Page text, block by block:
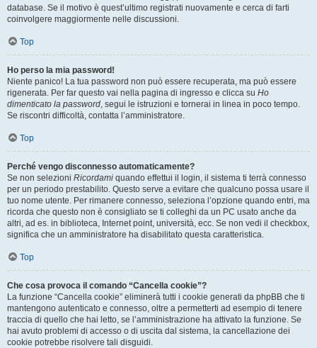
database. Se il motivo è quest’ultimo registrati nuovamente e cerca di farti
coinvolgere maggiormente nelle discussioni.
Top
Ho perso la mia password!
Niente panico! La tua password non può essere recuperata, ma può essere
rigenerata. Per far questo vai nella pagina di ingresso e clicca su Ho
dimenticato la password, segui le istruzioni e tornerai in linea in poco tempo.
Se riscontri difficoltà, contatta l’amministratore.
Top
Perché vengo disconnesso automaticamente?
Se non selezioni Ricordami quando effettui il login, il sistema ti terrà connesso
per un periodo prestabilito. Questo serve a evitare che qualcuno possa usare il
tuo nome utente. Per rimanere connesso, seleziona l’opzione quando entri, ma
ricorda che questo non è consigliato se ti colleghi da un PC usato anche da
altri, ad es. in biblioteca, Internet point, università, ecc. Se non vedi il checkbox,
significa che un amministratore ha disabilitato questa caratteristica.
Top
Che cosa provoca il comando “Cancella cookie”?
La funzione “Cancella cookie” eliminerà tutti i cookie generati da phpBB che ti
mantengono autenticato e connesso, oltre a permetterti ad esempio di tenere
traccia di quello che hai letto, se l’amministrazione ha attivato la funzione. Se
hai avuto problemi di accesso o di uscita dal sistema, la cancellazione dei
cookie potrebbe risolvere tali disguidi.